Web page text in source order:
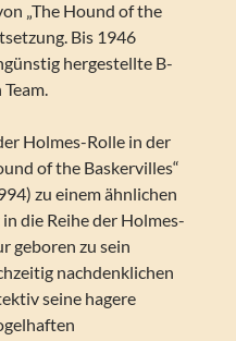
„The Hound of the
Bis 1946
hergestellte B-
Holmes-Rolle in der
of the Baskervilles“
zu einem ähnlichen
die Reihe der Holmes-
geboren zu sein
nachdenklichen
seine hagere